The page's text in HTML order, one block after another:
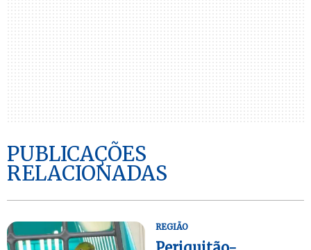
PUBLICAÇÕES
RELACIONADAS
REGIÃO